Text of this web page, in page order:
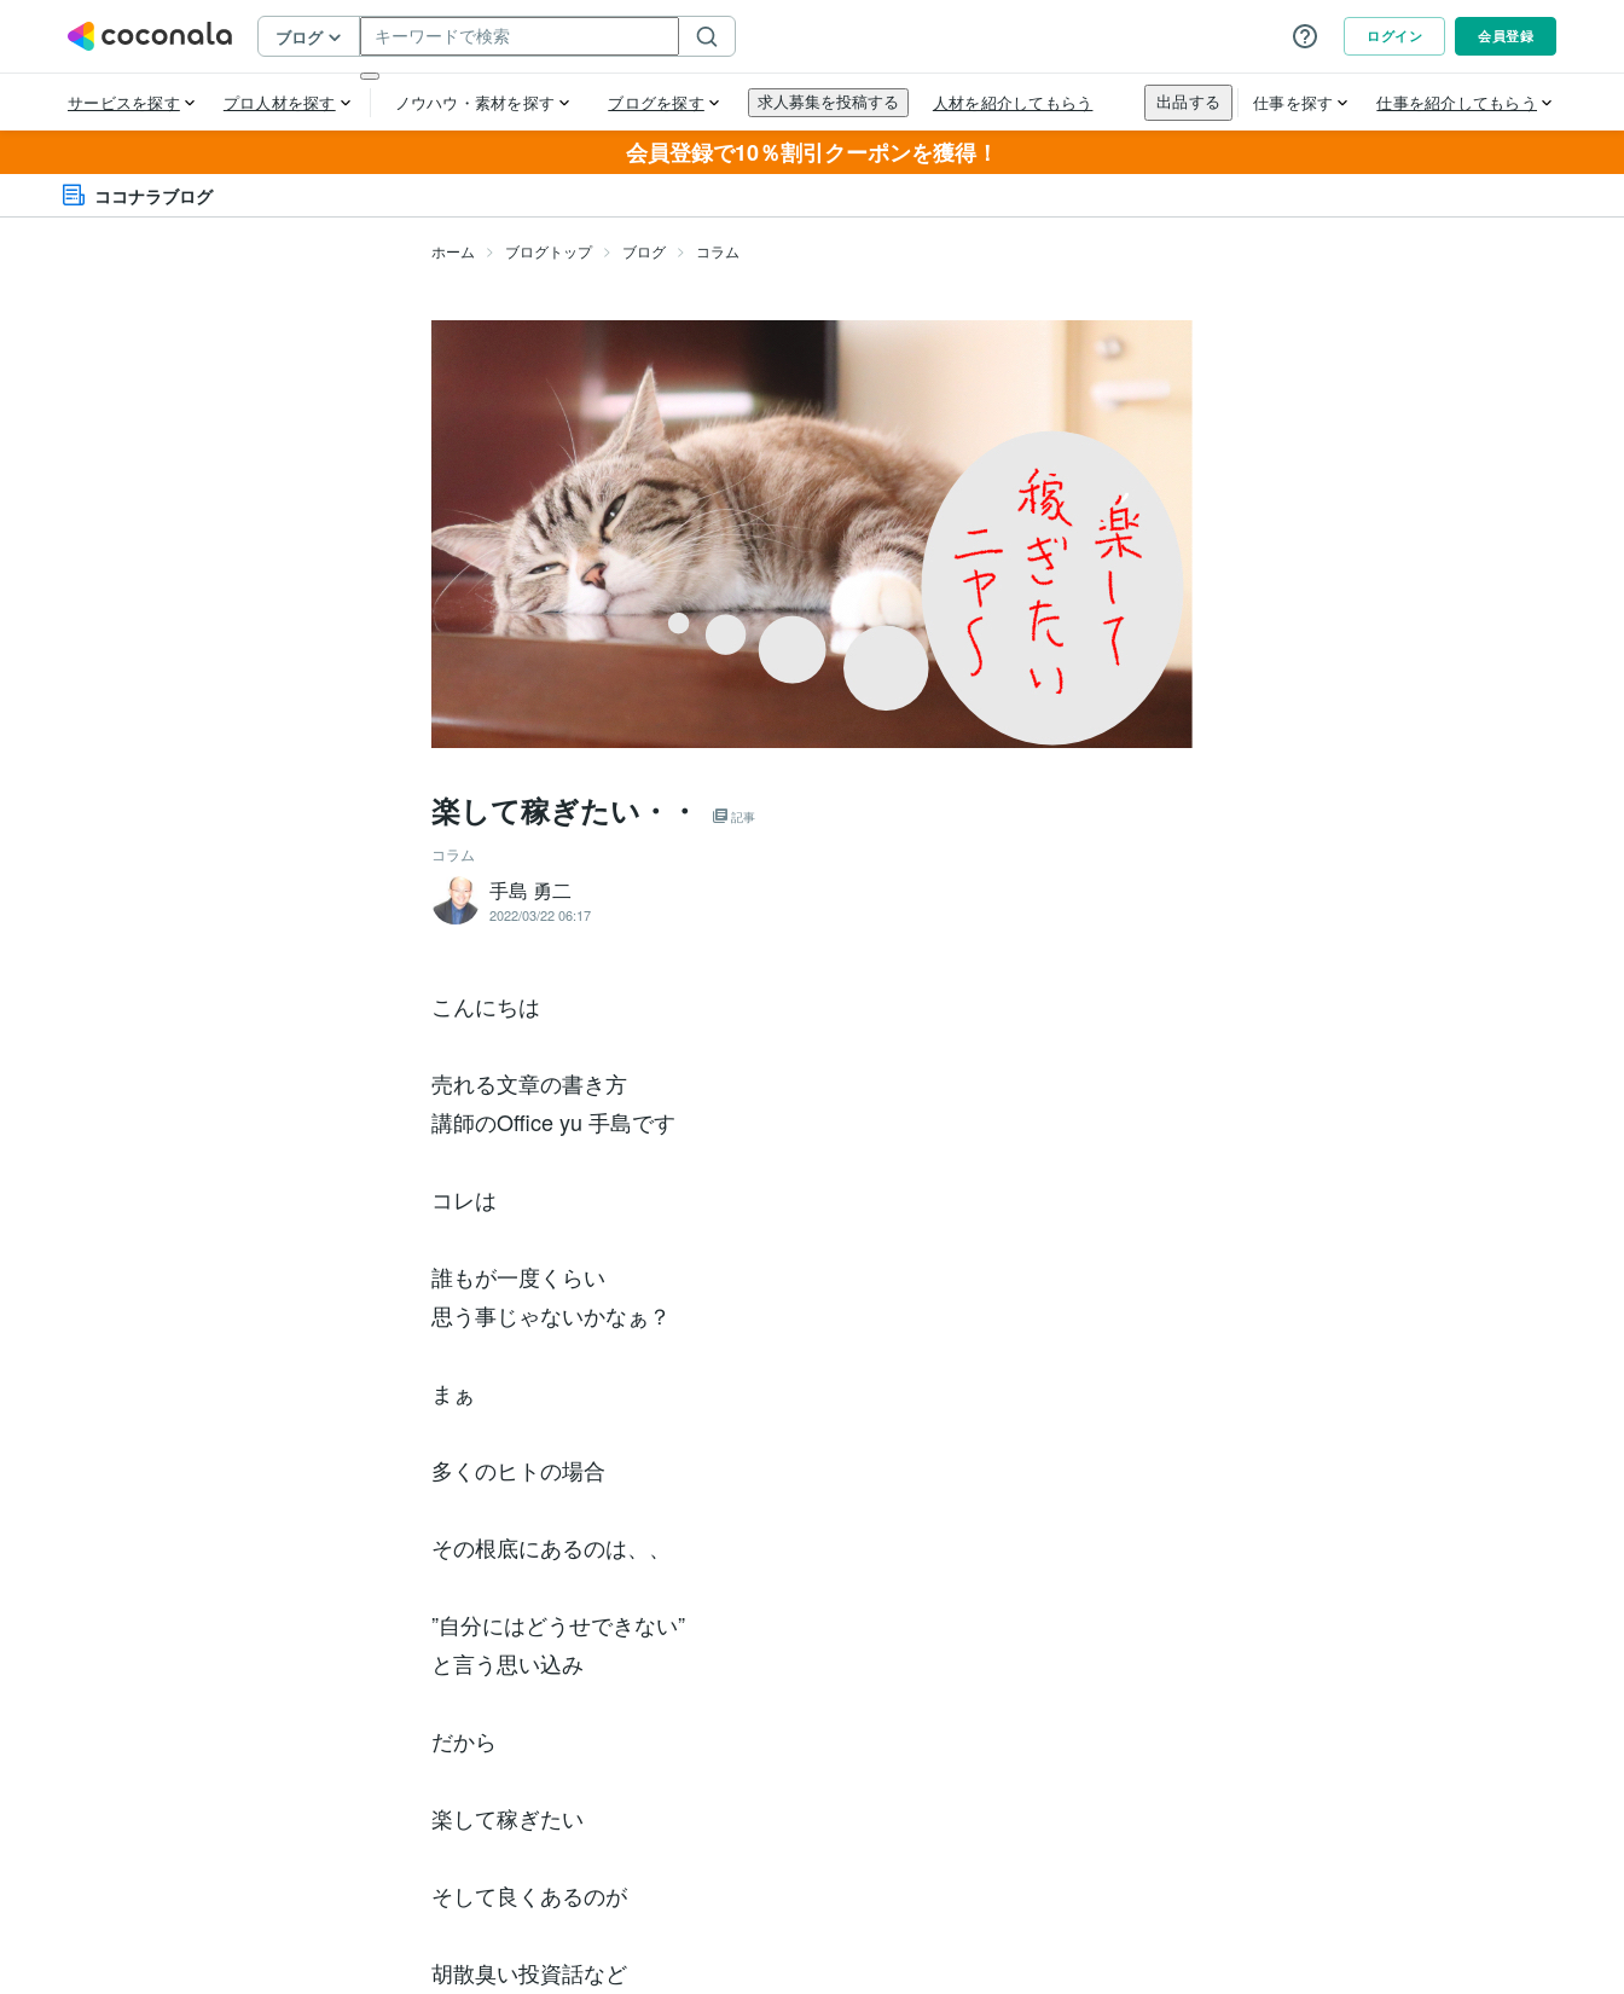
会員登録で10％割引クーポンを獲得！
ココナラブログ
ホーム ブログトップ ブログ コラム
楽して稼ぎたい・・ 記事
コラム
手島 勇二
2022/03/22 06:17
こんにちは
売れる文章の書き方
講師のOffice yu 手島です
コレは
誰もが一度くらい
思う事じゃないかなぁ？
まぁ
多くのヒトの場合
その根底にあるのは、、
”自分にはどうせできない”
と言う思い込み
だから
楽して稼ぎたい
そして良くあるのが
胡散臭い投資話など